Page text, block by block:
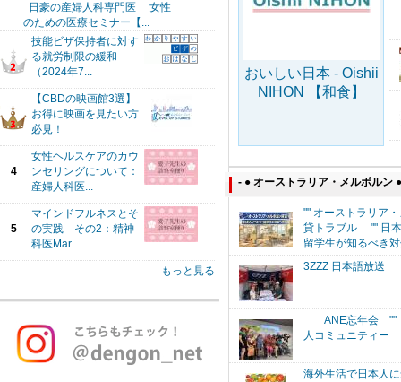
日豪の産婦人科専門医 女性
のための医療セミナー【...
技能ビザ保持者に対す
る就労制限の緩和
（2024年7...
【CBDの映画館3選】
お得に映画を見たい方
必見！
4
女性ヘルスケアのカウ
ンセリングについて：
産婦人科医...
5
マインドフルネスとそ
の実践 その2：精神
科医Mar...
もっと見る
おいしい日本 - Oishii
NIHON 【和食】
- ● オーストラリア・メルボル
"" オーストラリア
貸トラブル "" 日本
留学生が知るべき
3ZZZ 日本語放送
ANE忘年会 ""
人コミュニティー
海外生活で日本人